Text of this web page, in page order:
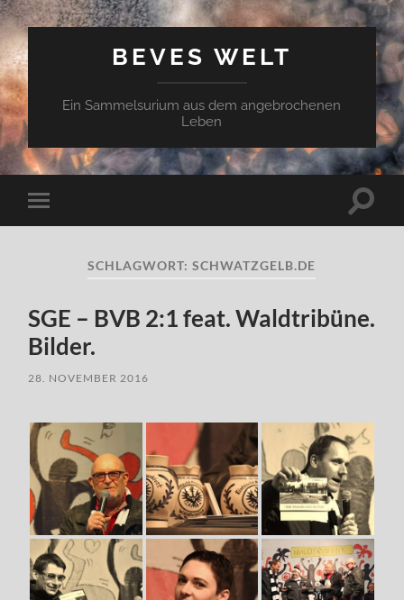
BEVES WELT
Ein Sammelsurium aus dem angebrochenen
Leben
Mobile-
Menü
SCHLAGWORT:SCHWATZGELB.DE
SGE – BVB 2:1 feat. Waldtribüne.
Bilder.
28. NOVEMBER 2016